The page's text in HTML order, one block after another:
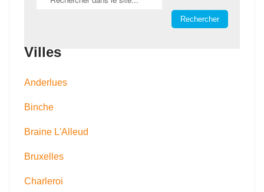
Villes
Anderlues
Binche
Braine L'Alleud
Bruxelles
Charleroi